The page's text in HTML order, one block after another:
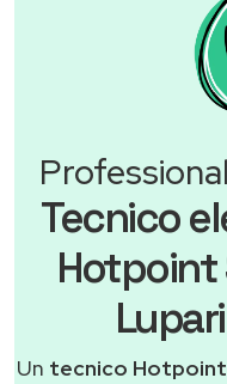
Tecnico
Hotpoint
Un tecnico Hotpoint